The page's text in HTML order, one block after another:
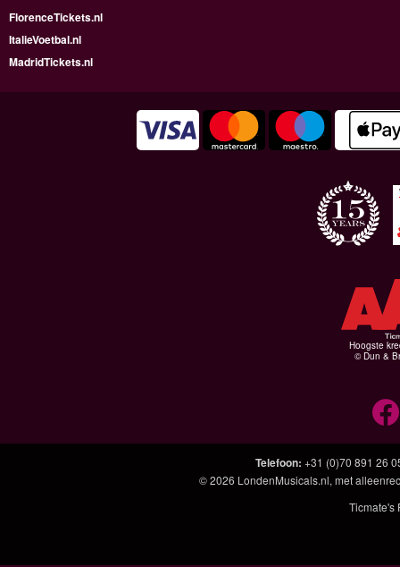
FlorenceTickets.nl
ItalieVoetbal.nl
MadridTickets.nl
Hoogste
© Dun &
Telefoon: +31 (0)70 891 26
© 2026 LondenMusicals.nl, met
Ticmate's